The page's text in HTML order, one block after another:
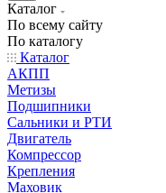
Каталог
По всему сайту
По каталогу
Каталог
АКПП
Метизы
Подшипники
Сальники и РТИ
Двигатель
Компрессор
Крепления
Маховик